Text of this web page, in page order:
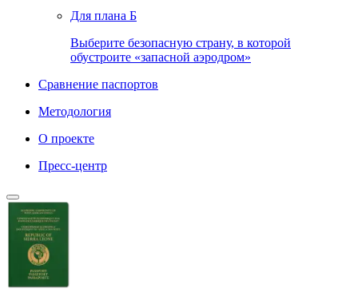
Для плана Б
Выберите безопасную страну, в которой
обустроите «запасной аэродром»
Сравнение паспортов
Методология
О проекте
Преcc-центр